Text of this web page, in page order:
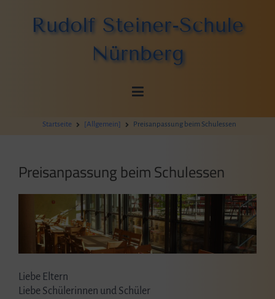
springenRudolf Steiner-Schule
Nürnberg
Startseite [Allgemein] Preisanpassung beim Schulessen
Preisanpassung beim Schulessen
Liebe Eltern
Liebe Schülerinnen und Schüler